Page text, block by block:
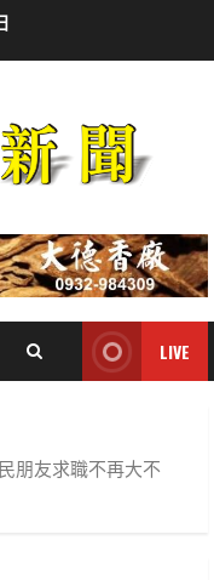
LIVE
朋友求職不再大不